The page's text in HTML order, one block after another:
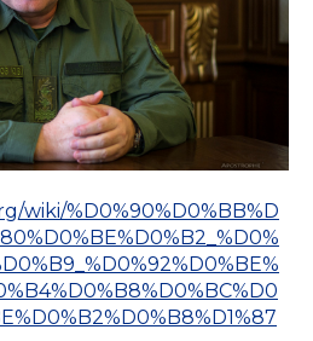
wiki/%D0%90%D0%BB%D